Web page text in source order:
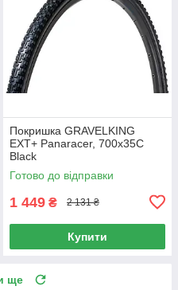
Покришка GRAVELKING
EXT+ Panaracer, 700x35C
Black
Готово до відправки
1 449 ₴ 2 131 ₴
Купити
ще